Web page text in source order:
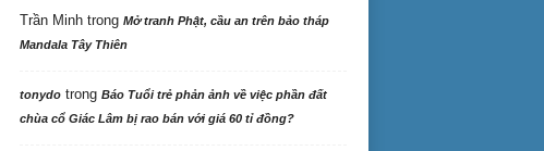
Trần Minhtrong Mở tranh Phật, cầu an trên bảo tháp
Mandala Tây Thiên
tonydotrong Báo Tuổi trẻ phản ảnh về việc phần đất
chùa cổ Giác Lâm bị rao bán với giá 60 tỉ đồng?